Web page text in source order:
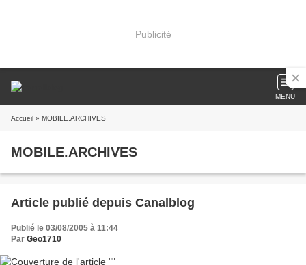
Publicité
MENU
Accueil » MOBILE.ARCHIVES
MOBILE.ARCHIVES
Article publié depuis Canalblog
Publié le 03/08/2005 à 11:44
Par Geo1710